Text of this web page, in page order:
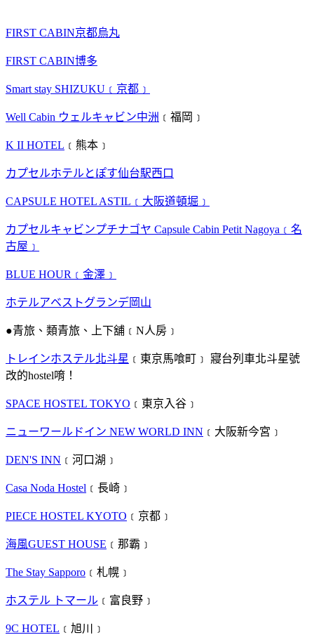
FIRST CABIN京都烏丸
FIRST CABIN博多
Smart stay SHIZUKU﹝京都﹞
Well Cabin ウェルキャビン中洲 ﹝福岡﹞
K II HOTEL ﹝熊本﹞
カプセルホテルとぽす仙台駅西口
CAPSULE HOTEL ASTIL﹝大阪道頓堀﹞
カプセルキャビンプチナゴヤ Capsule Cabin Petit Nagoya﹝名
古屋﹞
BLUE HOUR﹝金澤﹞
ホテルアベストグランデ岡山
●青旅、類青旅、上下舖﹝N人房﹞
トレインホステル北斗星 ﹝東京馬喰町﹞ 寢台列車北斗星號
改的hostel唷！
SPACE HOSTEL TOKYO ﹝東京入谷﹞
ニューワールドイン NEW WORLD INN ﹝大阪新今宮﹞
DEN'S INN ﹝河口湖﹞
Casa Noda Hostel ﹝長崎﹞
PIECE HOSTEL KYOTO ﹝京都﹞
海風GUEST HOUSE ﹝那霸﹞
The Stay Sapporo ﹝札幌﹞
ホステル トマール ﹝富良野﹞
9C HOTEL ﹝旭川﹞